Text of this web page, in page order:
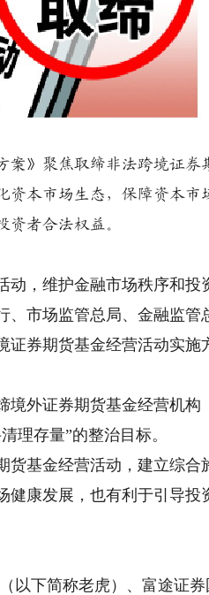
》聚焦取缔非法跨境证券
资本市场生态，保障资本市
者合法权益。
，维护金融市场秩序和投
、市场监管总局、金融监管
证券期货基金经营活动实施
外证券期货基金经营机构
理存量”的整治目标。
基金经营活动，建立综合
健康发展，也有利于引导投
下简称老虎）、富途证券